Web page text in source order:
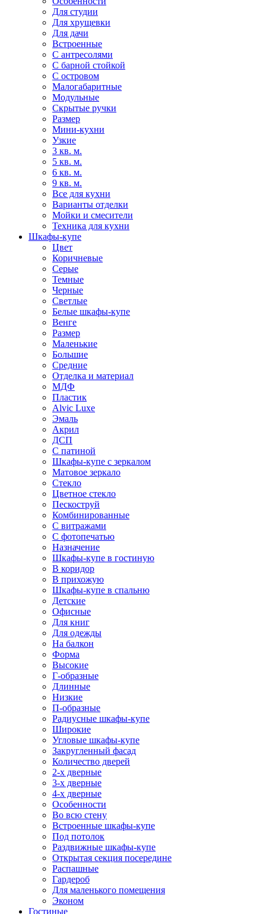
Для студии
Для хрущевки
Для дачи
Встроенные
С антресолями
С барной стойкой
С островом
Малогабаритные
Модульные
Скрытые ручки
Размер
Мини-кухни
Узкие
3 кв. м.
5 кв. м.
6 кв. м.
9 кв. м.
Все для кухни
Варианты отделки
Мойки и смесители
Техника для кухни
Шкафы-купе
Цвет
Коричневые
Серые
Темные
Черные
Светлые
Белые шкафы-купе
Венге
Размер
Маленькие
Большие
Средние
Отделка и материал
МДФ
Пластик
Alvic Luxe
Эмаль
Акрил
ДСП
С патиной
Шкафы-купе с зеркалом
Матовое зеркало
Стекло
Цветное стекло
Пескоструй
Комбинированные
С витражами
С фотопечатью
Назначение
Шкафы-купе в гостиную
В коридор
В прихожую
Шкафы-купе в спальню
Детские
Офисные
Для книг
Для одежды
На балкон
Форма
Высокие
Г-образные
Длинные
Низкие
П-образные
Радиусные шкафы-купе
Широкие
Угловые шкафы-купе
Закругленный фасад
Количество дверей
2-х дверные
3-х дверные
4-х дверные
Особенности
Во всю стену
Встроенные шкафы-купе
Под потолок
Раздвижные шкафы-купе
Открытая секция посередине
Распашные
Гардероб
Для маленького помещения
Эконом
Гостиные